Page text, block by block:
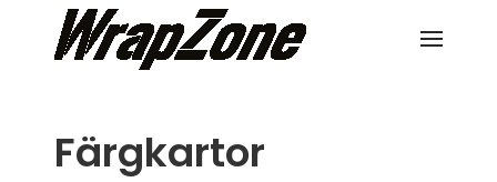
Färgkartor